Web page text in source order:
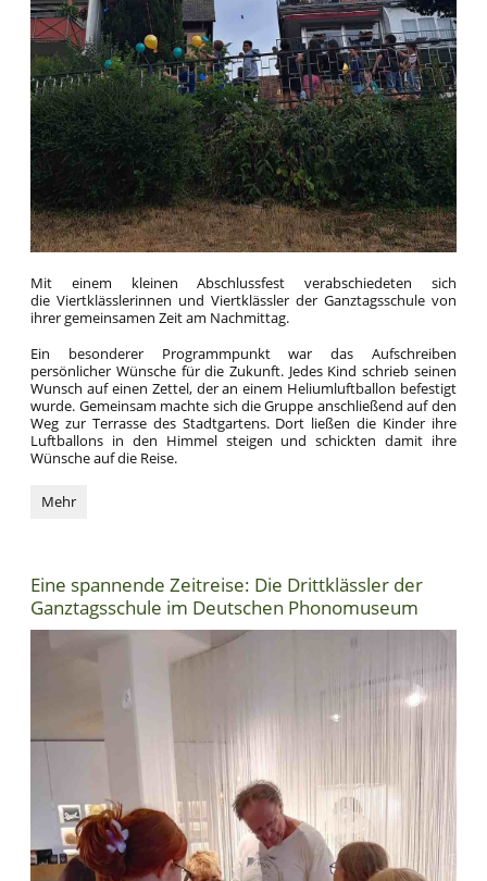
Mit einem kleinen Abschlussfest verabschiedeten sich
die Viertklässlerinnen und Viertklässler der Ganztagsschule von
ihrer gemeinsamen Zeit am Nachmittag.
Ein besonderer Programmpunkt war das Aufschreiben
persönlicher Wünsche für die Zukunft. Jedes Kind schrieb seinen
Wunsch auf einen Zettel, der an einem Heliumluftballon befestigt
wurde. Gemeinsam machte sich die Gruppe anschließend auf den
Weg zur Terrasse des Stadtgartens. Dort ließen die Kinder ihre
Luftballons in den Himmel steigen und schickten damit ihre
Wünsche auf die Reise.
Ein
die
Viertklässler
der
Ganztagsschule:
Mehr
Eine spannende Zeitreise: Die Drittklässler der
Ganztagsschule im Deutschen Phonomuseum